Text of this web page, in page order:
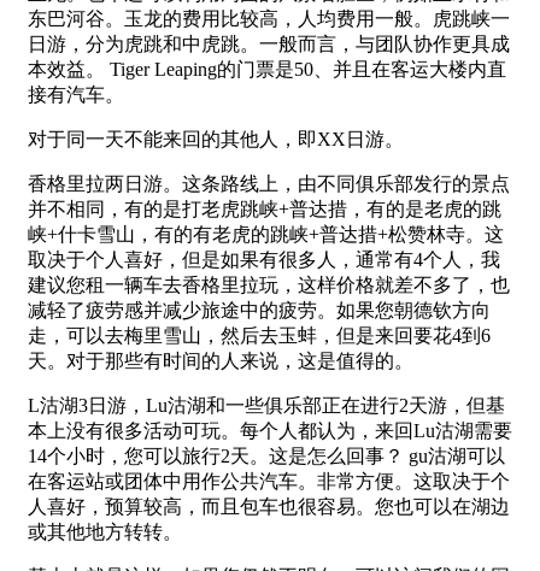
东巴河谷。玉龙的费用比较高，人均费用一般。虎跳峡一
日游，分为虎跳和中虎跳。一般而言，与团队协作更具成
本效益。 Tiger Leaping的门票是50、并且在客运大楼内直
接有汽车。
对于同一天不能来回的其他人，即XX日游。
香格里拉两日游。这条路线上，由不同俱乐部发行的景点
并不相同，有的是打老虎跳峡+普达措，有的是老虎的跳
峡+什卡雪山，有的有老虎的跳峡+普达措+松赞林寺。这
取决于个人喜好，但是如果有很多人，通常有4个人，我
建议您租一辆车去香格里拉玩，这样价格就差不多了，也
减轻了疲劳感并减少旅途中的疲劳。如果您朝德钦方向
走，可以去梅里雪山，然后去玉蚌，但是来回要花4到6
天。对于那些有时间的人来说，这是值得的。
L沽湖3日游，Lu沽湖和一些俱乐部正在进行2天游，但基
本上没有很多活动可玩。每个人都认为，来回Lu沽湖需要
14个小时，您可以旅行2天。这是怎么回事？ gu沽湖可以
在客运站或团体中用作公共汽车。非常方便。这取决于个
人喜好，预算较高，而且包车也很容易。您也可以在湖边
或其他地方转转。